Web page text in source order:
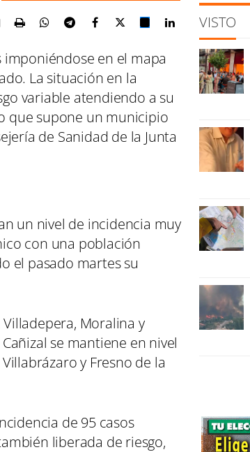
en el mapa
La situación en la
variable atendiendo a su
que supone un municipio
de Sanidad de la Junta
un nivel de incidencia muy
con una población
el pasado martes su
Moralina y
se mantiene en nivel
y Fresno de la
de 95 casos
liberada de riesgo,
VISTO